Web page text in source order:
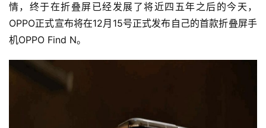
情，终于在折叠屏已经发展了将近四五年之后的今天，
OPPO正式宣布将在12月15号正式发布自己的首款折叠屏手
机OPPO Find N。